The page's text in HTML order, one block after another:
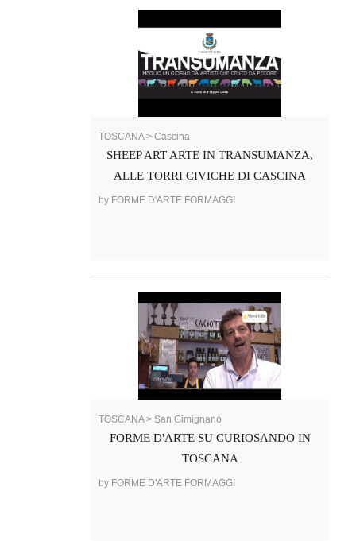
TOSCANA > Cascina
SHEEP ART ARTE IN TRANSUMANZA,
ALLE TORRI CIVICHE DI CASCINA
by FORME D'ARTE FORMAGGI
TOSCANA > San Gimignano
FORME D'ARTE SU CURIOSANDO IN
TOSCANA
by FORME D'ARTE FORMAGGI